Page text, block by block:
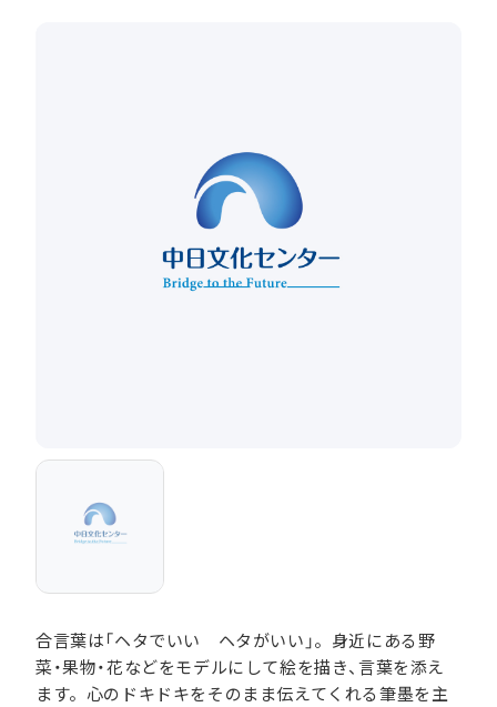
合言葉は「ヘタでいい ヘタがいい」。身近にある野
菜・果物・花などをモデルにして絵を描き、言葉を添え
ます。心のドキドキをそのまま伝えてくれる筆墨を主